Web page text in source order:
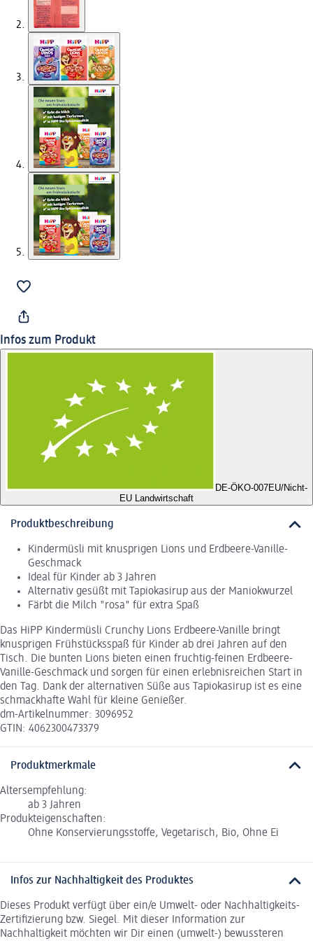
Infos zum Produkt
DE-ÖKO-007EU/Nicht-
EU Landwirtschaft
Produktbeschreibung
Kindermüsli mit knusprigen Lions und Erdbeere-Vanille-
Geschmack
Ideal für Kinder ab 3 Jahren
Alternativ gesüßt mit Tapiokasirup aus der Maniokwurzel
Färbt die Milch "rosa" für extra Spaß
Das HiPP Kindermüsli Crunchy Lions Erdbeere-Vanille bringt
knusprigen Frühstücksspaß für Kinder ab drei Jahren auf den
Tisch. Die bunten Lions bieten einen fruchtig-feinen Erdbeere-
Vanille-Geschmack und sorgen für einen erlebnisreichen Start in
den Tag. Dank der alternativen Süße aus Tapiokasirup ist es eine
schmackhafte Wahl für kleine Genießer.
dm-Artikelnummer: 3096952
GTIN: 4062300473379
Produktmerkmale
Altersempfehlung:
ab 3 Jahren
Produkteigenschaften:
Ohne Konservierungsstoffe, Vegetarisch, Bio, Ohne Ei
Infos zur Nachhaltigkeit des Produktes
Dieses Produkt verfügt über ein/e Umwelt- oder Nachhaltigkeits-
Zertifizierung bzw. Siegel. Mit dieser Information zur
Nachhaltigkeit möchten wir Dir einen (umwelt-) bewussteren